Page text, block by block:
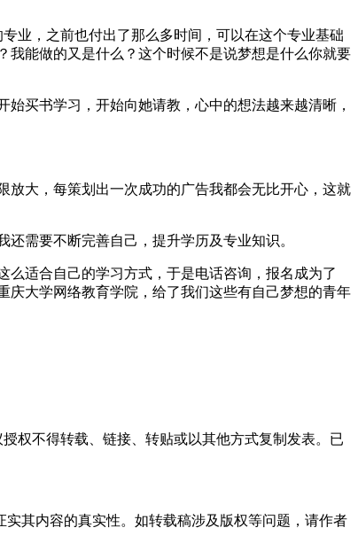
业，之前也付出了那么多时间，可以在这个专业基础
我能做的又是什么？这个时候不是说梦想是什么你就要
买书学习，开始向她请教，心中的想法越来越清晰，
大，每策划出一次成功的广告我都会无比开心，这就
需要不断完善自己，提升学历及专业知识。
适合自己的学习方式，于是电话咨询，报名成为了
庆大学网络教育学院，给了我们这些有自己梦想的青年
权不得转载、链接、转贴或以其他方式复制发表。已
其内容的真实性。如转载稿涉及版权等问题，请作者